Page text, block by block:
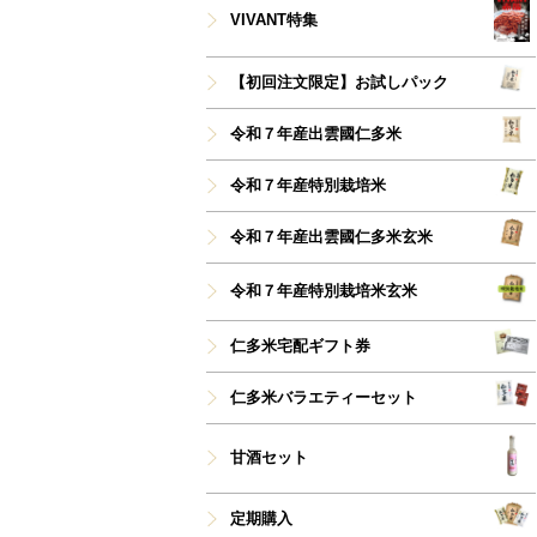
VIVANT特集
【初回注文限定】お試しパック
令和７年産出雲國仁多米
令和７年産特別栽培米
令和７年産出雲國仁多米玄米
令和７年産特別栽培米玄米
仁多米宅配ギフト券
仁多米バラエティーセット
甘酒セット
定期購入